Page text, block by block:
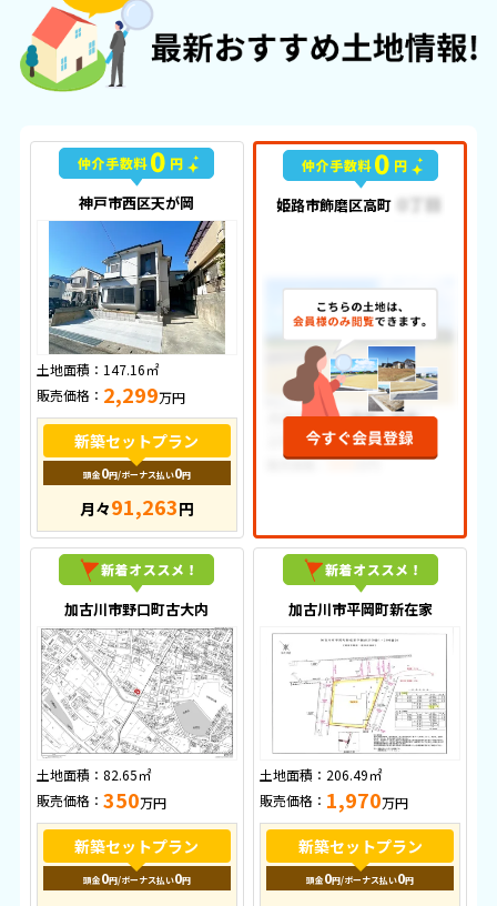
神戸市西区天が岡
土地面積： 147.16㎡
販売価格： 2,299万円
新築セットプラン
頭金0円/ボーナス払い0円
月々91,263円
姫路市飾磨区高町
加古川市野口町古大内
土地面積： 82.65㎡
販売価格： 350万円
新築セットプラン
頭金0円/ボーナス払い0円
加古川市平岡町新在家
土地面積： 206.49㎡
販売価格： 1,970万円
新築セットプラン
頭金0円/ボーナス払い0円